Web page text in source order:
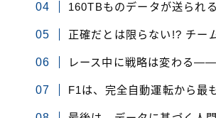
160TBものデータが送られ
正確だとは限らない!? チー
レース中に戦略は変わる
F1は、完全自動運転から最